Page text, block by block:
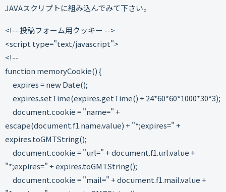
JAVAスクリプトに組み込んでみて下さい。
<!-- 投稿フォーム用クッキー -->
<script type="text/javascript">
<!--
function memoryCookie() {
expires = new Date();
expires.setTime(expires.getTime() + 24*60*60*1000*30*3);
document.cookie = "name=" +
escape(document.f1.name.value) + "*;expires=" +
expires.toGMTString();
document.cookie = "url=" + document.f1.url.value +
"*;expires=" + expires.toGMTString();
document.cookie = "mail=" + document.f1.mail.value +